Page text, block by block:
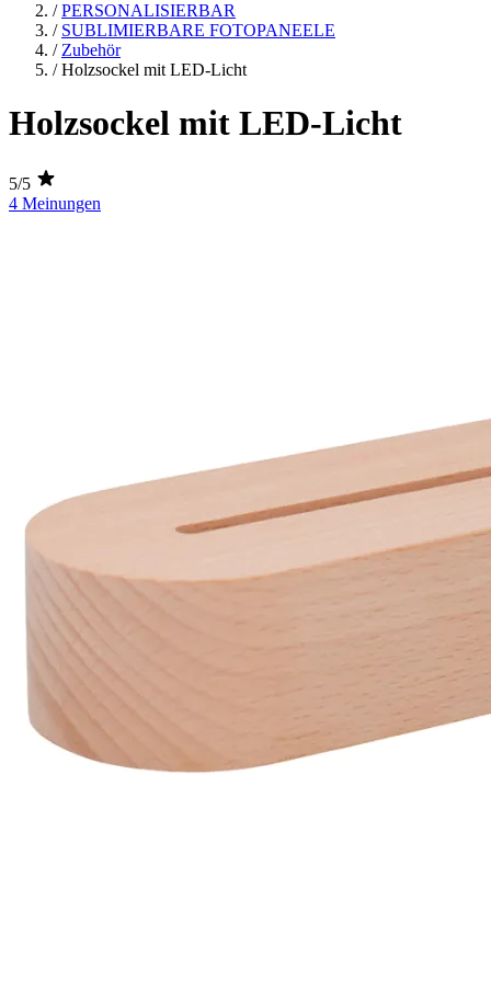
/ PERSONALISIERBAR
/ SUBLIMIERBARE FOTOPANEELE
/ Zubehör
/ Holzsockel mit LED-Licht
Holzsockel mit LED-Licht
5/5
4 Meinungen